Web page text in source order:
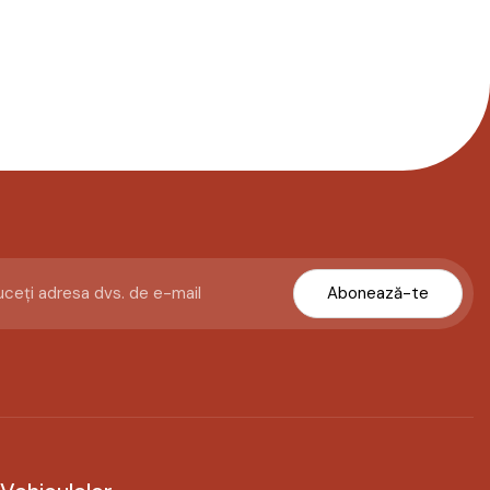
Abonează-te